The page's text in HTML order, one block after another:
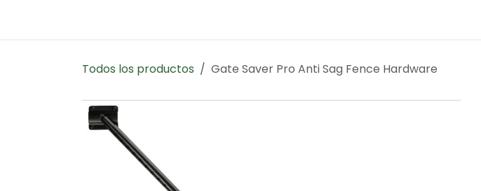
Todos los productos Gate Saver Pro Anti Sag Fence Hardware